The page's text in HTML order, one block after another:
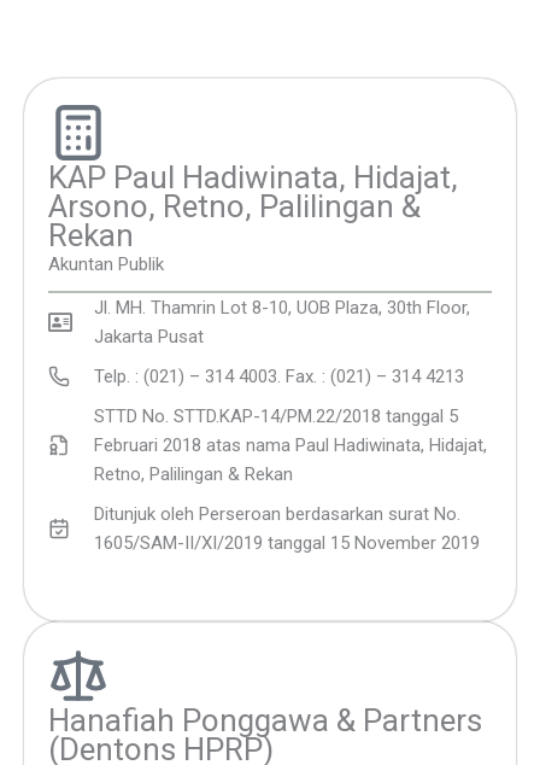
KAP Paul Hadiwinata, Hidajat,
Arsono, Retno, Palilingan &
Rekan
Akuntan Publik
Jl. MH. Thamrin Lot 8-10, UOB Plaza, 30th Floor,
Jakarta Pusat
Telp. : (021) – 314 4003. Fax. : (021) – 314 4213
STTD No. STTD.KAP-14/PM.22/2018 tanggal 5
Februari 2018 atas nama Paul Hadiwinata, Hidajat,
Retno, Palilingan & Rekan
Ditunjuk oleh Perseroan berdasarkan surat No.
1605/SAM-II/XI/2019 tanggal 15 November 2019
Hanafiah Ponggawa & Partners
(Dentons HPRP)